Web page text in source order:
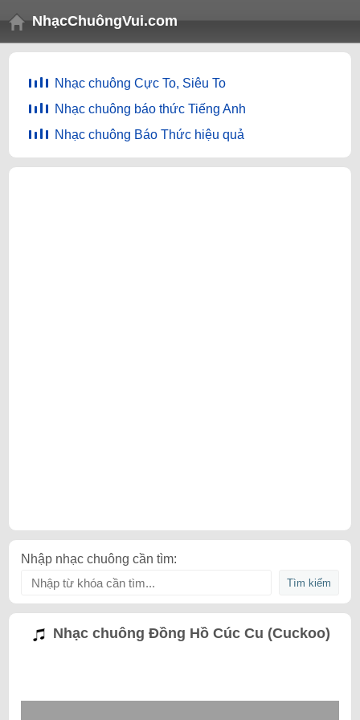
NhạcChuôngVui.com
Nhạc chuông Cực To, Siêu To
Nhạc chuông báo thức Tiếng Anh
Nhạc chuông Báo Thức hiệu quả
Nhập nhạc chuông cần tìm:
Nhạc chuông Đồng Hồ Cúc Cu (Cuckoo)